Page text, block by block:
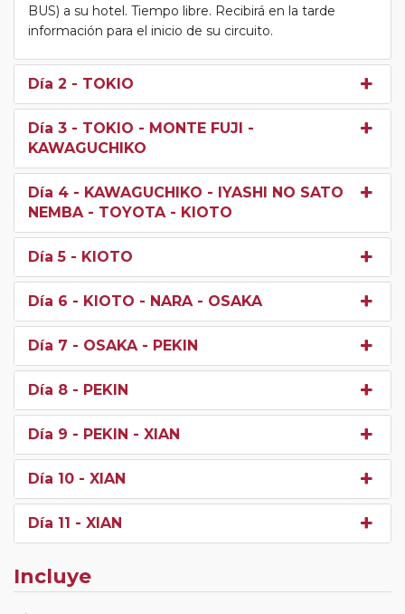
BUS) a su hotel. Tiempo libre. Recibirá en la tarde
información para el inicio de su circuito.
Día 2 - TOKIO
Día 3 - TOKIO - MONTE FUJI -
KAWAGUCHIKO
Día 4 - KAWAGUCHIKO - IYASHI NO SATO
NEMBA - TOYOTA - KIOTO
Día 5 - KIOTO
Día 6 - KIOTO - NARA - OSAKA
Día 7 - OSAKA - PEKIN
Día 8 - PEKIN
Día 9 - PEKIN - XIAN
Día 10 - XIAN
Día 11 - XIAN
Incluye